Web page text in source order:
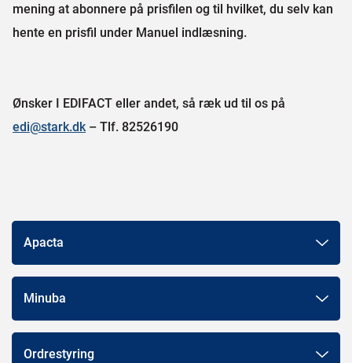
mening at abonnere på prisfilen og til hvilket, du selv kan
hente en prisfil under Manuel indlæsning.
Ønsker I EDIFACT eller andet, så ræk ud til os på
edi@stark.dk – Tlf. 82526190
Apacta
Minuba
Ordrestyring